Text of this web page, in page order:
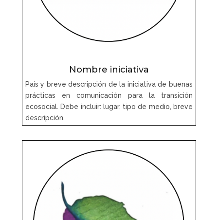
Nombre iniciativa
País y breve descripción de la iniciativa de buenas
prácticas en comunicación para la transición
ecosocial. Debe incluir: lugar, tipo de medio, breve
descripción.